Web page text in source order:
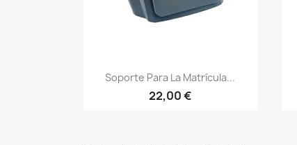
 Vista rápida
Soporte Para La Matrícula...
22,00 €